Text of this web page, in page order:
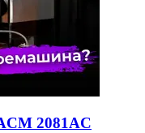
2081AC